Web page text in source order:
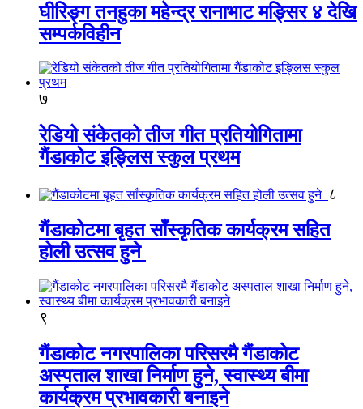
घीरिङ्ग तनहुका महेन्द्र रानाभाट मङ्सिर ४ देखि
सम्पर्कविहीन
७
रेडियो संकेतको तीज गीत प्रतियोगितामा
गैंडाकोट इङ्लिस स्कुल प्रथम
८
गैंडाकोटमा बृहत साँस्कृतिक कार्यक्रम सहित
होली उत्सव हुने
९
गैंडाकोट नगरपालिका परिसरमै गैंडाकोट
अस्पताल शाखा निर्माण हुने, स्वास्थ्य बीमा
कार्यक्रम प्रभावकारी बनाइने